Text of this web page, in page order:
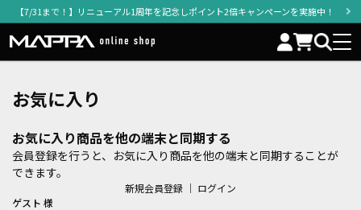
【7/31まで！】リニューアル1周年を記念しポイント2倍キャンペーンを実施中！
お気に入り
お気に入り商品を他の端末と同期する
会員登録を行うと、お気に入り商品を他の端末と同期することが
できます。
新規会員登録 ｜ ログイン
ゲスト 様